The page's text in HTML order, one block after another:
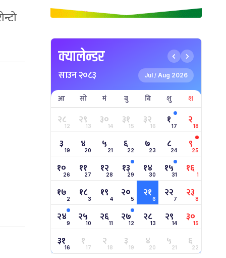
क्यालेन्डर
साउन २०८३ Jul / Aug 2026
आ सो मं बु बि शु श
२८12 २९13 ३०14 ३१15 ३२16 १17 २18
३ 19 ४20 ५ 21 ६22 ७23 ८24 ९25
१०26 ११27 १२28 १३29 १४30 १५31 १६ 1
१७2 १८3 १९ 4 २०5 २१6 २२7 २३8
२४9 २५10 २६11 २७12 २८13 २९14 ३०15
३१16 १17 २18 ३19 ४20 ५21 ६22